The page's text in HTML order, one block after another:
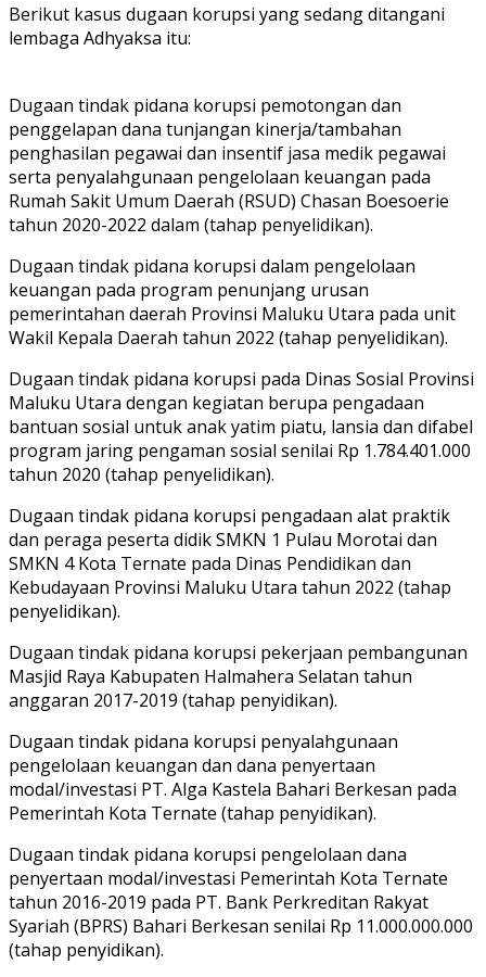
Berikut kasus dugaan korupsi yang sedang ditangani
lembaga Adhyaksa itu:
Dugaan tindak pidana korupsi pemotongan dan
penggelapan dana tunjangan kinerja/tambahan
penghasilan pegawai dan insentif jasa medik pegawai
serta penyalahgunaan pengelolaan keuangan pada
Rumah Sakit Umum Daerah (RSUD) Chasan Boesoerie
tahun 2020-2022 dalam (tahap penyelidikan).
Dugaan tindak pidana korupsi dalam pengelolaan
keuangan pada program penunjang urusan
pemerintahan daerah Provinsi Maluku Utara pada unit
Wakil Kepala Daerah tahun 2022 (tahap penyelidikan).
Dugaan tindak pidana korupsi pada Dinas Sosial Provinsi
Maluku Utara dengan kegiatan berupa pengadaan
bantuan sosial untuk anak yatim piatu, lansia dan difabel
program jaring pengaman sosial senilai Rp 1.784.401.000
tahun 2020 (tahap penyelidikan).
Dugaan tindak pidana korupsi pengadaan alat praktik
dan peraga peserta didik SMKN 1 Pulau Morotai dan
SMKN 4 Kota Ternate pada Dinas Pendidikan dan
Kebudayaan Provinsi Maluku Utara tahun 2022 (tahap
penyelidikan).
Dugaan tindak pidana korupsi pekerjaan pembangunan
Masjid Raya Kabupaten Halmahera Selatan tahun
anggaran 2017-2019 (tahap penyidikan).
Dugaan tindak pidana korupsi penyalahgunaan
pengelolaan keuangan dan dana penyertaan
modal/investasi PT. Alga Kastela Bahari Berkesan pada
Pemerintah Kota Ternate (tahap penyidikan).
Dugaan tindak pidana korupsi pengelolaan dana
penyertaan modal/investasi Pemerintah Kota Ternate
tahun 2016-2019 pada PT. Bank Perkreditan Rakyat
Syariah (BPRS) Bahari Berkesan senilai Rp 11.000.000.000
(tahap penyidikan).